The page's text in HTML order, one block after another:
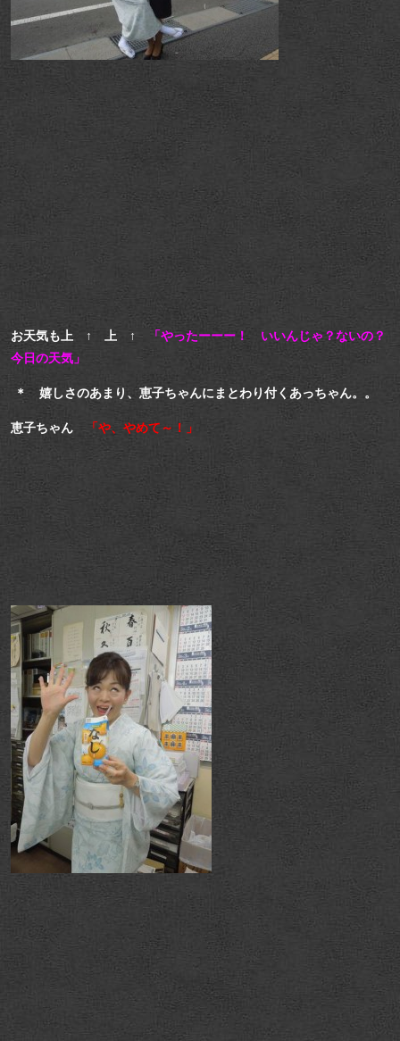
お天気も上 ↑ 上 ↑
「やったーーー！ いいんじゃ？ないの？
今日の天気」
＊ 嬉しさのあまり、恵子ちゃんにまとわり付くあっちゃん。。
恵子ちゃん 「や、やめて～！」